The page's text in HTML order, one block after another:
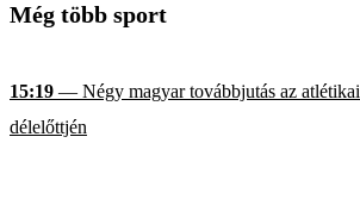
Még több sport
15:19 — Négy magyar továbbjutás az
délelőttjén